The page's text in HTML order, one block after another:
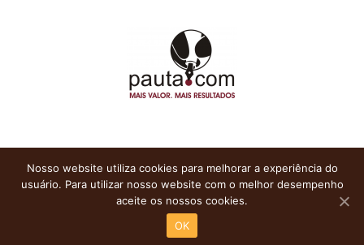
Itarget Tecnologia
Nosso website utiliza cookies para melhorar a experiência do
usuário. Para utilizar nosso website com o melhor desempenho
aceite os nossos cookies.
OK